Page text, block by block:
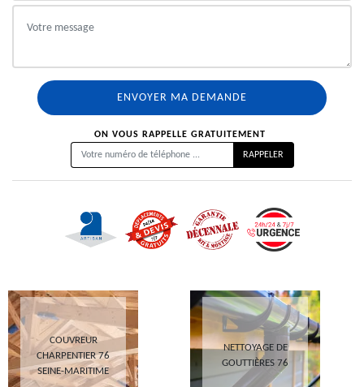
ON VOUS RAPPELLE GRATUITEMENT
COUVREUR
CHARPENTIER 76
SEINE-MARITIME
NETTOYAGE DE
GOUTTIÈRES 76